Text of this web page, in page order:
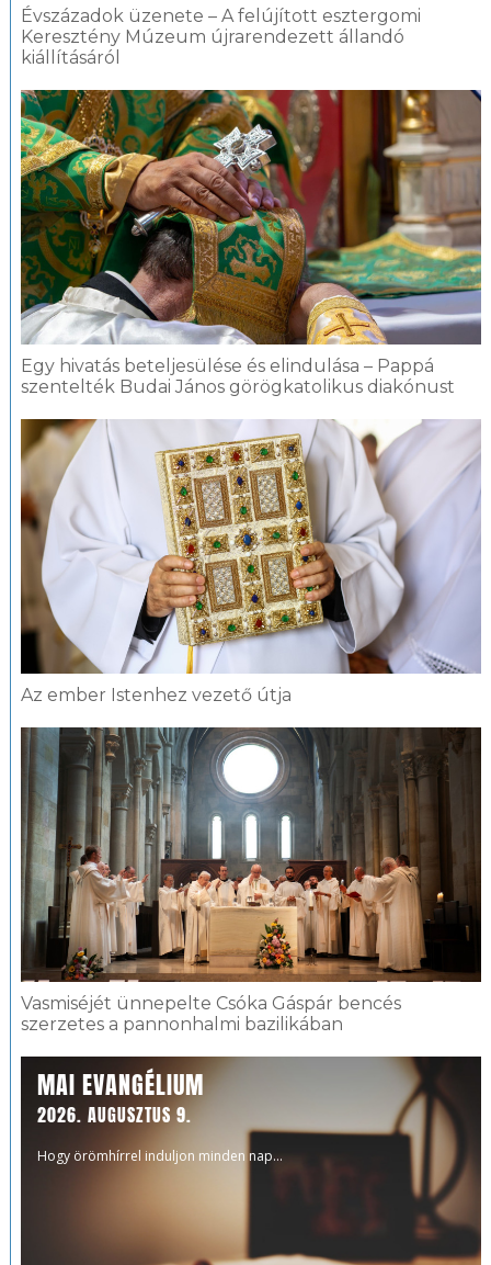
Évszázadok üzenete – A felújított esztergomi
Keresztény Múzeum újrarendezett állandó
kiállításáról
Egy hivatás beteljesülése és elindulása – Pappá
szentelték Budai János görögkatolikus diakónust
Az ember Istenhez vezető útja
Vasmiséjét ünnepelte Csóka Gáspár bencés
szerzetes a pannonhalmi bazilikában
MAI EVANGÉLIUM
2026. AUGUSZTUS 9.
Hogy örömhírrel induljon minden nap...